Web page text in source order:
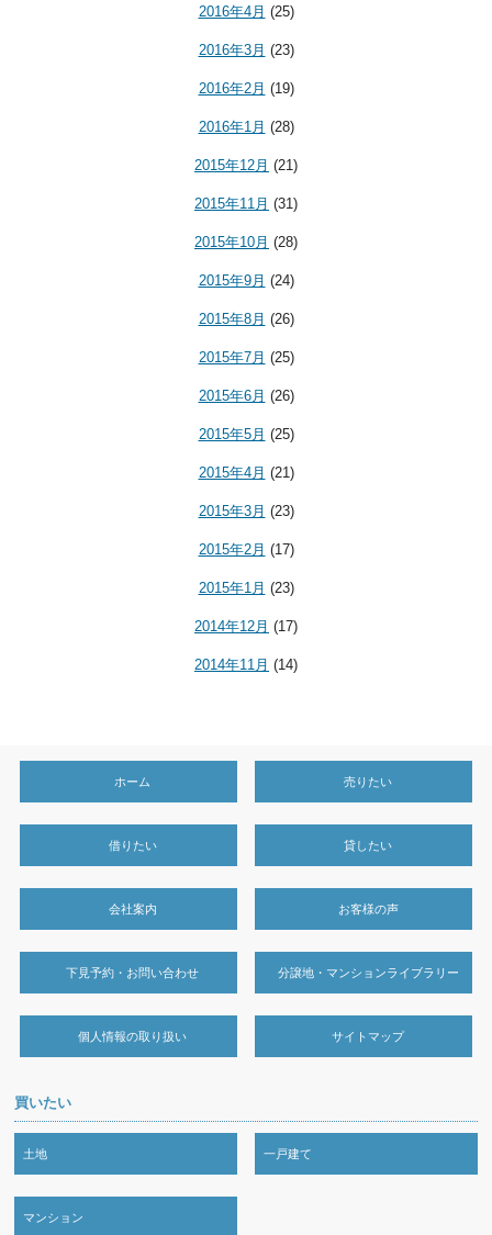
2016年4月 (25)
2016年3月 (23)
2016年2月 (19)
2016年1月 (28)
2015年12月 (21)
2015年11月 (31)
2015年10月 (28)
2015年9月 (24)
2015年8月 (26)
2015年7月 (25)
2015年6月 (26)
2015年5月 (25)
2015年4月 (21)
2015年3月 (23)
2015年2月 (17)
2015年1月 (23)
2014年12月 (17)
2014年11月 (14)
ホーム 売りたい
借りたい 貸したい
会社案内 お客様の声
下見予約・お問い合わせ 分譲地・マンションライブラリー
個人情報の取り扱い サイトマップ
買いたい
土地 一戸建て
マンション